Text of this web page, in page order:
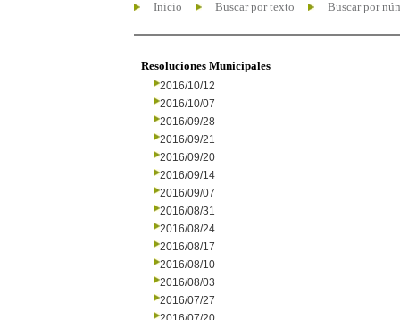
Inicio Buscar por texto Buscar por
Resoluciones Municipales
2016/10/12
2016/10/07
2016/09/28
2016/09/21
2016/09/20
2016/09/14
2016/09/07
2016/08/31
2016/08/24
2016/08/17
2016/08/10
2016/08/03
2016/07/27